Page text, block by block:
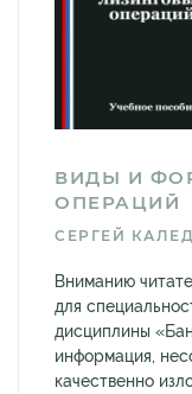
ВИДЫ И
ОПЕРАЦИЙ
СЕРГЕЙ
Вниманию
для
дисциплины
информация,
качественно